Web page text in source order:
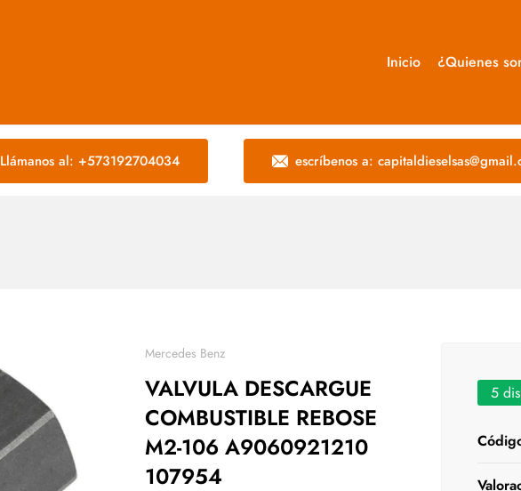
Inicio ¿Quienes
Llámanos al: +573192704034 escríbenos a:
Mercedes Benz
VALVULA DESCARGUE
COMBUSTIBLE REBOSE
M2-106 A9060921210
107954
5